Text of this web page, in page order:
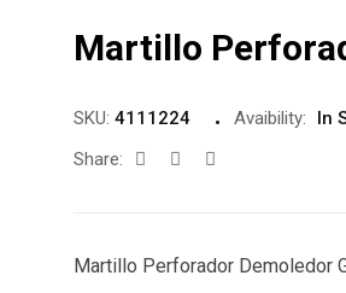
Martillo
SKU: 4111224 Avaibility:
In
Share:
Martillo Perforador Demoledor